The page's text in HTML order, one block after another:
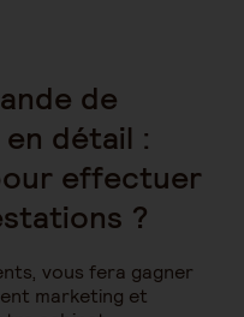
de
détail :
effectuer
?
vous fera gagner
marketing et